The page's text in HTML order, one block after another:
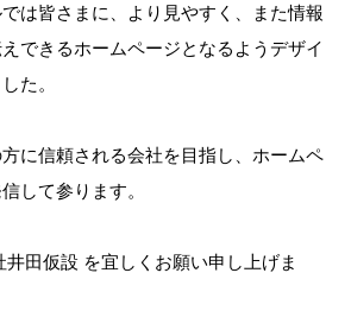
は皆さまに、より見やすく、また情報
できるホームページとなるようデザイ
た。
に信頼される会社を目指し、ホームペ
して参ります。
田仮設 を宜しくお願い申し上げま